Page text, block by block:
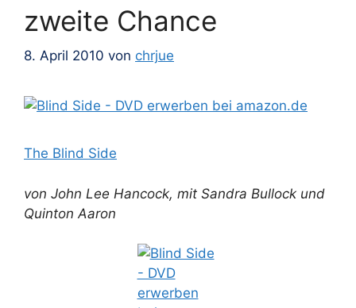
zweite Chance
8. April 2010 von chrjue
The Blind Side
von John Lee Hancock, mit Sandra Bullock und
Quinton Aaron